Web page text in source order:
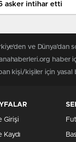
asker intihar etti
ve Dünya’dan
haber
kişi/kişiler için yasal
Girişi
Kaydı